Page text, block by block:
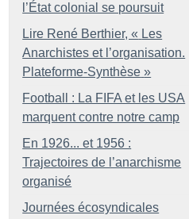
l’État colonial se poursuit
Lire René Berthier, « Les
Anarchistes et l’organisation.
Plateforme-Synthèse »
Football : La FIFA et les USA
marquent contre notre camp
En 1926... et 1956 :
Trajectoires de l’anarchisme
organisé
Journées écosyndicales